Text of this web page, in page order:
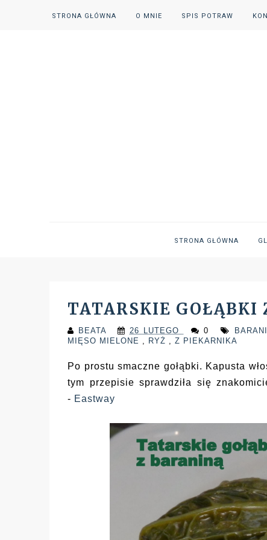
STRONA GŁÓWNA O MNIE SPIS POTRAW
STRONA GŁÓWNA
TATARSKIE
BEATA 26 LUTEGO 0
MIĘSO MIELONE
RYŻ Z PIEKARNIKA
Po prostu smaczne gołąbki. Kapusta
tym przepisie sprawdziła się
- Eastway